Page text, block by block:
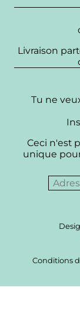
Livraison
Tu ne
Ceci n'est
unique
Conditions